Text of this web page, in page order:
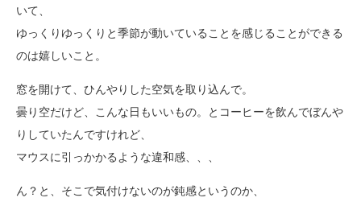
いて、
ゆっくりゆっくりと季節が動いていることを感じることができる
のは嬉しいこと。
窓を開けて、ひんやりした空気を取り込んで。
曇り空だけど、こんな日もいいもの。とコーヒーを飲んでぼんや
りしていたんですけれど、
マウスに引っかかるような違和感、、、
ん？と、そこで気付けないのが鈍感というのか、